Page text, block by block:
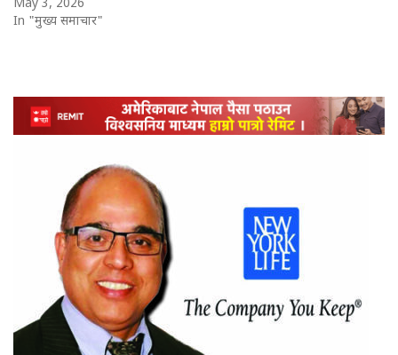
May 3, 2026
In "मुख्य समाचार"